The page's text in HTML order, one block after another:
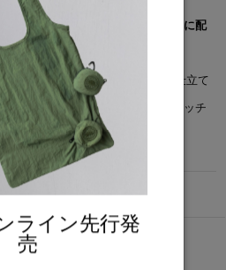
フィットのフルジップ。着やすさに配
ーガニックコットンテリー素材で仕立て
りを実現。縫い目にはツインステッチ
しにくい仕様です。
へのおすすめ
ライン先行発
売